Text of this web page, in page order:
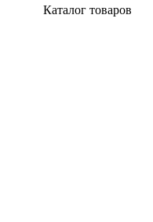
Каталог товаров